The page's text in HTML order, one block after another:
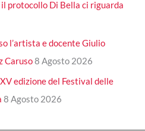
protocollo Di Bella ci riguarda
l’artista e docente Giulio
Caruso8 Agosto 2026
edizione del Festival delle
8 Agosto 2026